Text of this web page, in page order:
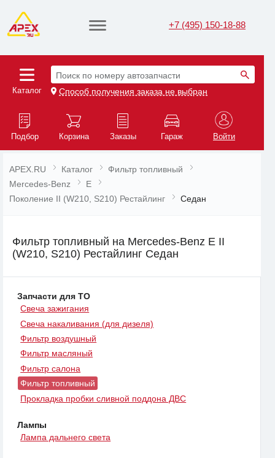
+7 (495) 150-18-88
Каталог
Поиск по номеру автозапчасти
Способ получения заказа не выбран
Подбор Корзина Заказы Гараж Войти
APEX.RU Каталог
Фильтр топливный
Mercedes-Benz
E
Поколение II (W210, S210) Рестайлинг
Седан
Фильтр топливный на Mercedes-Benz E II
(W210, S210) Рестайлинг Седан
Запчасти для ТО
Свеча зажигания
Свеча накаливания (для дизеля)
Фильтр воздушный
Фильтр масляный
Фильтр салона
Фильтр топливный
Прокладка пробки сливной поддона ДВС
Лампы
Лампа дальнего света